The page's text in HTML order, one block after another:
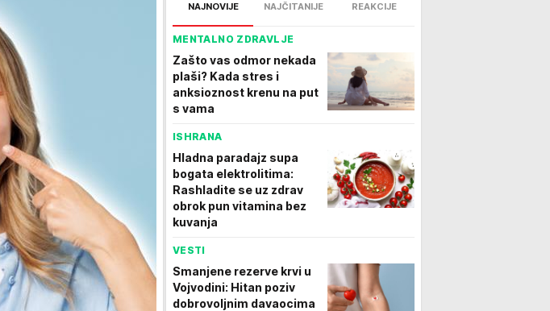
NAJNOVIJE NAJČITANIJE REAKCIJE
MENTALNO ZDRAVLJE
Zašto vas odmor nekada
plaši? Kada stres i
anksioznost krenu na put
s vama
ISHRANA
Hladna paradajz supa
bogata elektrolitima:
Rashladite se uz zdrav
obrok pun vitamina bez
kuvanja
VESTI
Smanjene rezerve krvi u
Vojvodini: Hitan poziv
dobrovoljnim davaocima